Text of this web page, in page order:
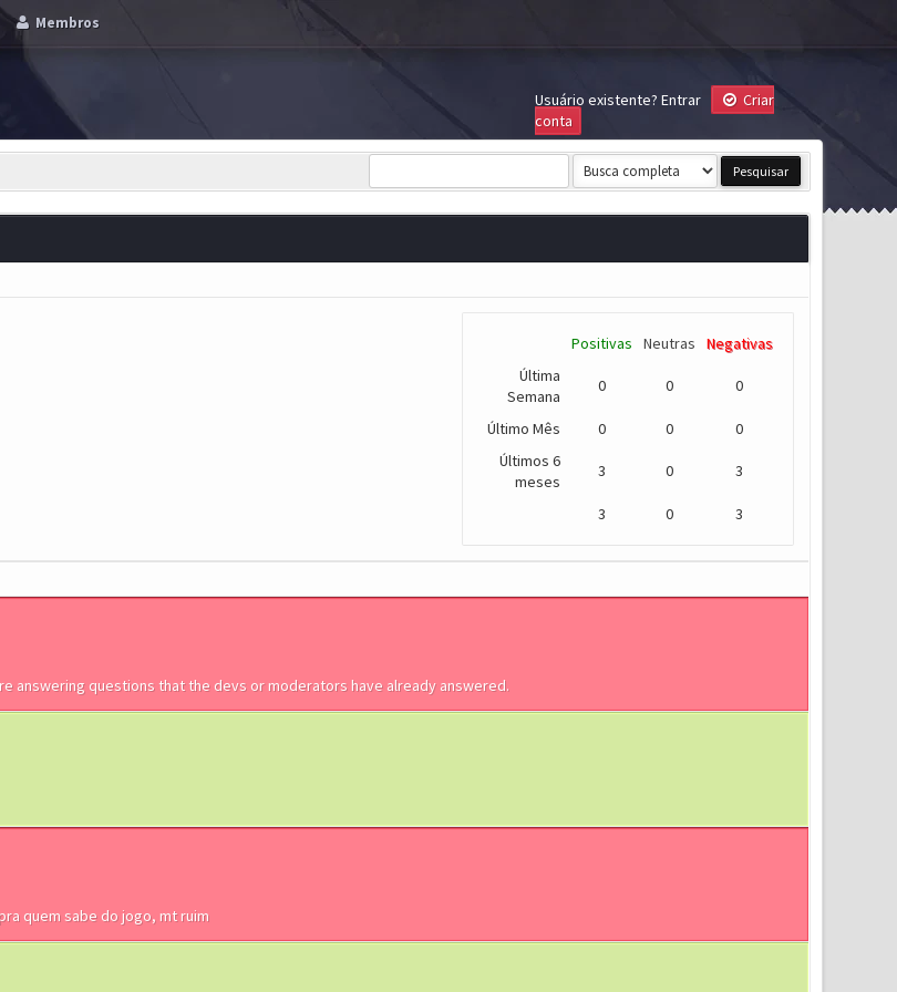
Membros
Usuário existente? Entrar
Criar
conta
Positivas Neutras
Negativas
Última
Semana
0 0 0
Último Mês 0 0
0
Últimos 6
meses
3 0 3
3 0 3
answering questions that the devs or moderators have already answered.
quem sabe do jogo, mt ruim